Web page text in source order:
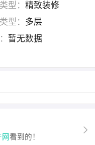
型： 精致装修
型： 多层
暂无数据
网看到的！